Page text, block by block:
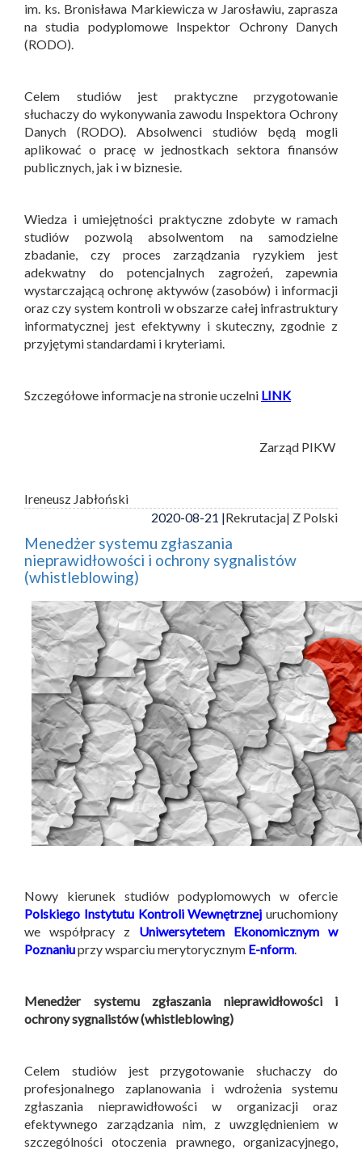
im. ks. Bronisława Markiewicza w Jarosławiu, zaprasza
na studia podyplomowe Inspektor Ochrony Danych
(RODO).
Celem studiów jest praktyczne przygotowanie
słuchaczy do wykonywania zawodu Inspektora Ochrony
Danych (RODO). Absolwenci studiów będą mogli
aplikować o pracę w jednostkach sektora finansów
publicznych, jak i w biznesie.
Wiedza i umiejętności praktyczne zdobyte w ramach
studiów pozwolą absolwentom na samodzielne
zbadanie, czy proces zarządzania ryzykiem jest
adekwatny do potencjalnych zagrożeń, zapewnia
wystarczającą ochronę aktywów (zasobów) i informacji
oraz czy system kontroli w obszarze całej infrastruktury
informatycznej jest efektywny i skuteczny, zgodnie z
przyjętymi standardami i kryteriami.
Szczegółowe informacje na stronie uczelni LINK
Zarząd PIKW
Ireneusz Jabłoński
2020-08-21 |Rekrutacja| Z Polski
Menedżer systemu zgłaszania
nieprawidłowości i ochrony sygnalistów
(whistleblowing)
Nowy kierunek studiów podyplomowych w ofercie
Polskiego Instytutu Kontroli Wewnętrznej uruchomiony
we współpracy z Uniwersytetem Ekonomicznym w
Poznaniuprzy wsparciu merytorycznym E-nform.
Menedżer systemu zgłaszania nieprawidłowości i
ochrony sygnalistów (whistleblowing)
Celem studiów jest przygotowanie słuchaczy do
profesjonalnego zaplanowania i wdrożenia systemu
zgłaszania nieprawidłowości w organizacji oraz
efektywnego zarządzania nim, z uwzględnieniem w
szczególności otoczenia prawnego, organizacyjnego,